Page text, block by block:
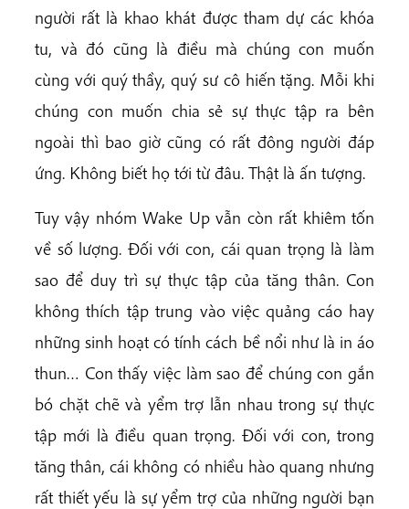
người rất là khao khát được tham dự các khóa
tu, và đó cũng là điều mà chúng con muốn
cùng với quý thầy, quý sư cô hiến tặng. Mỗi khi
chúng con muốn chia sẻ sự thực tập ra bên
ngoài thì bao giờ cũng có rất đông người đáp
ứng. Không biết họ tới từ đâu. Thật là ấn tượng.
Tuy vậy nhóm Wake Up vẫn còn rất khiêm tốn
về số lượng. Đối với con, cái quan trọng là làm
sao để duy trì sự thực tập của tăng thân. Con
không thích tập trung vào việc quảng cáo hay
những sinh hoạt có tính cách bề nổi như là in áo
thun… Con thấy việc làm sao để chúng con gắn
bó chặt chẽ và yểm trợ lẫn nhau trong sự thực
tập mới là điều quan trọng. Đối với con, trong
tăng thân, cái không có nhiều hào quang nhưng
rất thiết yếu là sự yểm trợ của những người bạn